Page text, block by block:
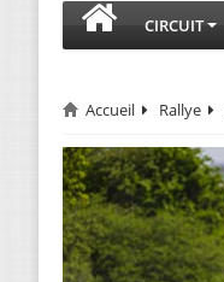
CIRCUIT
Accueil Rallye